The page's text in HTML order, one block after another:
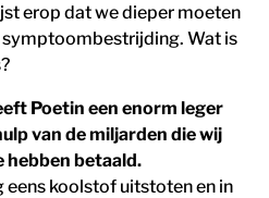
erop dat we dieper moeten
Wat is
Poetin een enorm leger
van de miljarden die wij
hebben betaald.
koolstof uitstoten en in